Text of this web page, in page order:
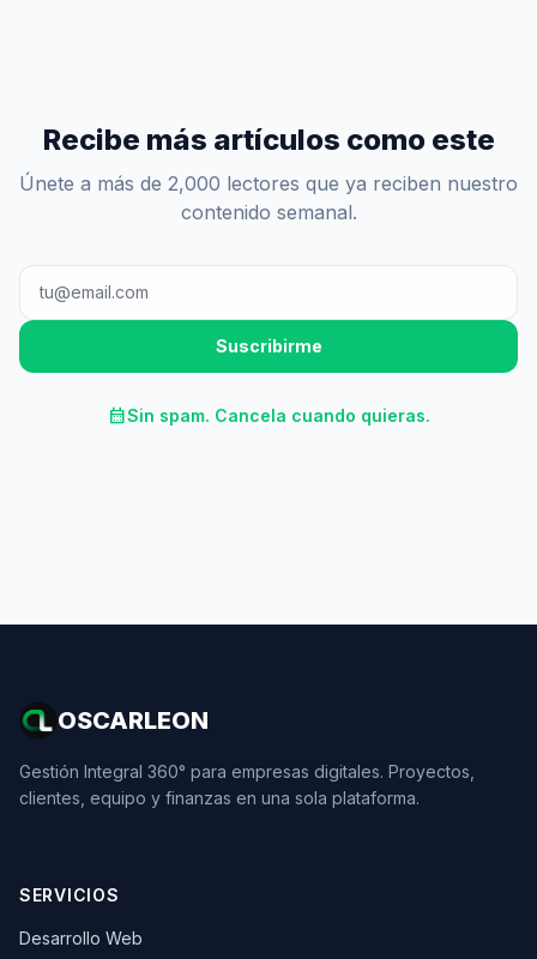
Recibe más artículos como este
Únete a más de 2,000 lectores que ya reciben nuestro
contenido semanal.
Suscribirme
calendar_monthSin spam. Cancela cuando quieras.
OSCARLEON
Gestión Integral 360° para empresas digitales. Proyectos,
clientes, equipo y finanzas en una sola plataforma.
SERVICIOS
Desarrollo Web